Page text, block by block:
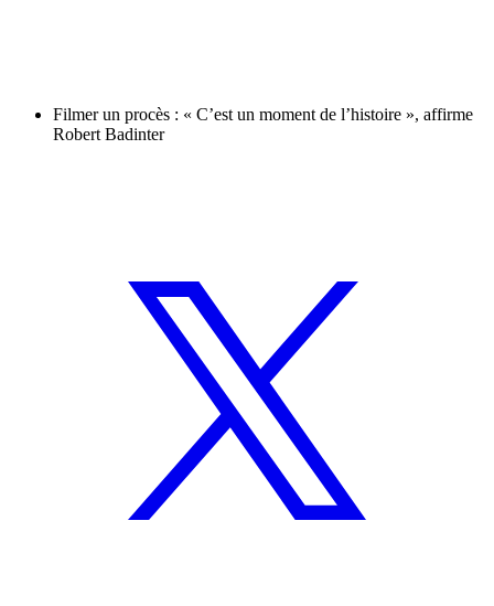
Filmer un procès : « C’est un moment de l’histoire », affirme
Robert Badinter